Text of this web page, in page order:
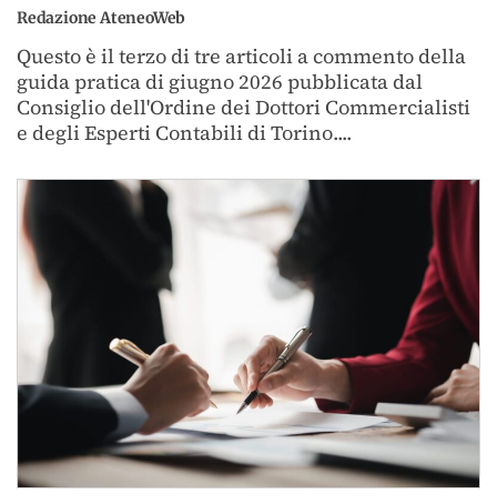
Redazione AteneoWeb
Questo è il terzo di tre articoli a commento della
guida pratica di giugno 2026 pubblicata dal
Consiglio dell'Ordine dei Dottori Commercialisti
e degli Esperti Contabili di Torino....